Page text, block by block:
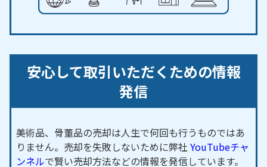
【対応路線】
名鉄犬山線／名鉄広見線／名鉄小牧線
【対応主要駅】
犬山駅／犬山遊園駅／犬山口駅／楽田駅／羽黒駅／
依頼にも対応しております。
安心して取引いただくための情報
発信
美術品、骨董品の売却は人生で何回も行うものではあ
りません。売却を失敗しないために弊社 YouTubeチャ
ンネルで賢い売却方法などの情報を発信しています。